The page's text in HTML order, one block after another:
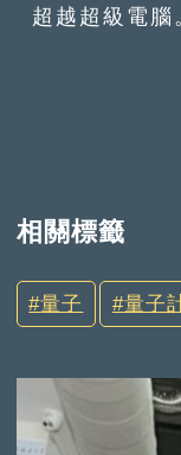
超越超級電腦
相關標籤
量子 量子